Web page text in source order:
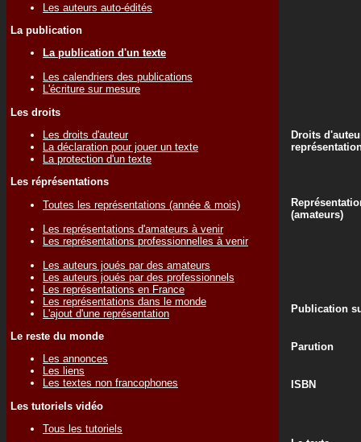
Les auteurs auto-édités
La publication
La publication d'un texte
Les calendriers des publications
L'écriture sur mesure
Les droits
Les droits d'auteur
La déclaration pour jouer un texte
La protection d'un texte
Les réprésentations
Toutes les représentations (année & mois)
Les représentations d'amateurs à venir
Les représentations professionnelles à venir
Les auteurs joués par des amateurs
Les auteurs joués par des professionnels
Les représentations en France
Les représentations dans le monde
L'ajout d'une représentation
Le reste du monde
Les annonces
Les liens
Les textes non francophones
Les tutoriels vidéo
Tous les tutoriels
Droits
(amateurs)
Publication
Parution
ISBN